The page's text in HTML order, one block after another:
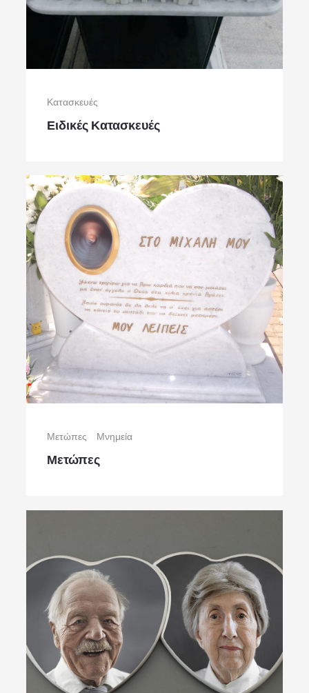
Κατασκευές
Ειδικές Κατασκευές
Μετώπες Μνημεία
Μετώπες